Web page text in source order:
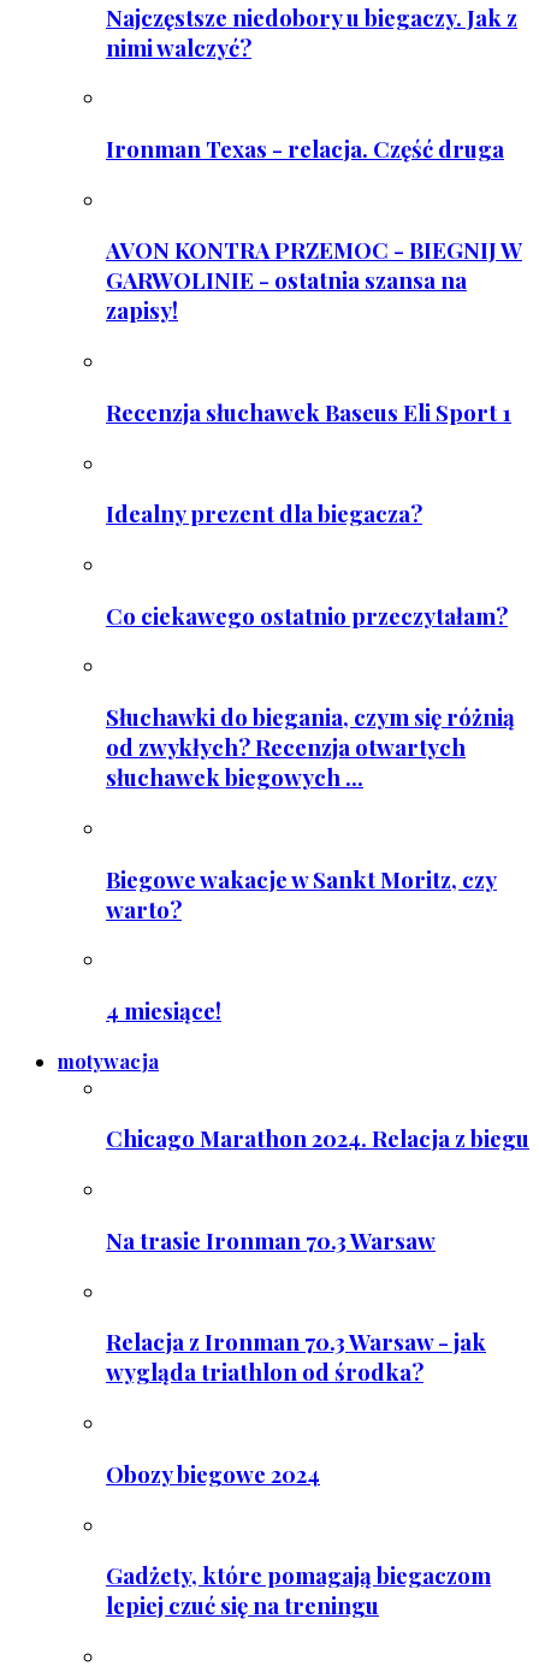
Najczęstsze niedobory u biegaczy. Jak z
nimi walczyć?
Ironman Texas - relacja. Część druga
AVON KONTRA PRZEMOC - BIEGNIJ W
GARWOLINIE - ostatnia szansa na
zapisy!
Recenzja słuchawek Baseus Eli Sport 1
Idealny prezent dla biegacza?
Co ciekawego ostatnio przeczytałam?
Słuchawki do biegania, czym się różnią
od zwykłych? Recenzja otwartych
słuchawek biegowych ...
Biegowe wakacje w Sankt Moritz, czy
warto?
4 miesiące!
motywacja
Chicago Marathon 2024. Relacja z biegu
Na trasie Ironman 70.3 Warsaw
Relacja z Ironman 70.3 Warsaw - jak
wygląda triathlon od środka?
Obozy biegowe 2024
Gadżety, które pomagają biegaczom
lepiej czuć się na treningu